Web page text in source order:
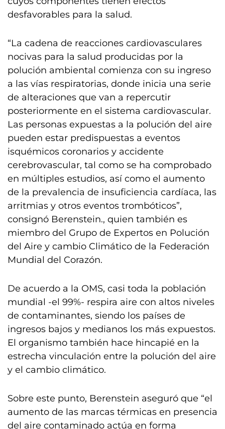
desfavorables para la salud.
“La cadena de reacciones cardiovasculares
nocivas para la salud producidas por la
polución ambiental comienza con su ingreso
a las vías respiratorias, donde inicia una serie
de alteraciones que van a repercutir
posteriormente en el sistema cardiovascular.
Las personas expuestas a la polución del aire
pueden estar predispuestas a eventos
isquémicos coronarios y accidente
cerebrovascular, tal como se ha comprobado
en múltiples estudios, así como el aumento
de la prevalencia de insuficiencia cardíaca, las
arritmias y otros eventos trombóticos”,
consignó Berenstein., quien también es
miembro del Grupo de Expertos en Polución
del Aire y cambio Climático de la Federación
Mundial del Corazón.
De acuerdo a la OMS, casi toda la población
mundial -el 99%- respira aire con altos niveles
de contaminantes, siendo los países de
ingresos bajos y medianos los más expuestos.
El organismo también hace hincapié en la
estrecha vinculación entre la polución del aire
y el cambio climático.
Sobre este punto, Berenstein aseguró que “el
aumento de las marcas térmicas en presencia
del aire contaminado actúa en forma